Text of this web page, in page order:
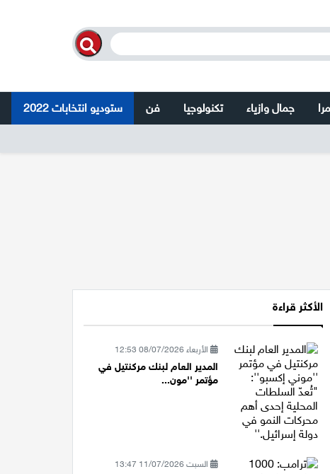
جمال وازياء تكنولوجيا فن ستوديو انتخابات 2022
الأكثر قراءة
الأربعاء 08/07/2026 12:53
المدير العام لبنك مركنتيل في
مؤتمر ''مون...
السبت 11/07/2026 13:47